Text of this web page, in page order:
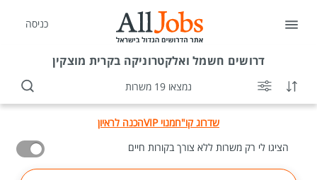
כניסה
דרושים חשמל ואלקטרוניקה בקרית מוצקין
נמצאו 19 משרות
שדרוג קו"חמנוי VIP
הכנה לראיון
הציגו לי רק משרות ללא צורך בקורות חיים